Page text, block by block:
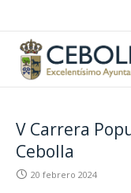
V Carrera
Cebolla
20 febrero 2024